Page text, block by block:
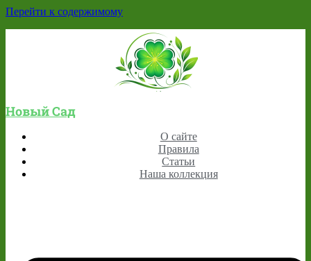
Перейти к содержимому
Новый Сад
О сайте
Правила
Статьи
Наша коллекция